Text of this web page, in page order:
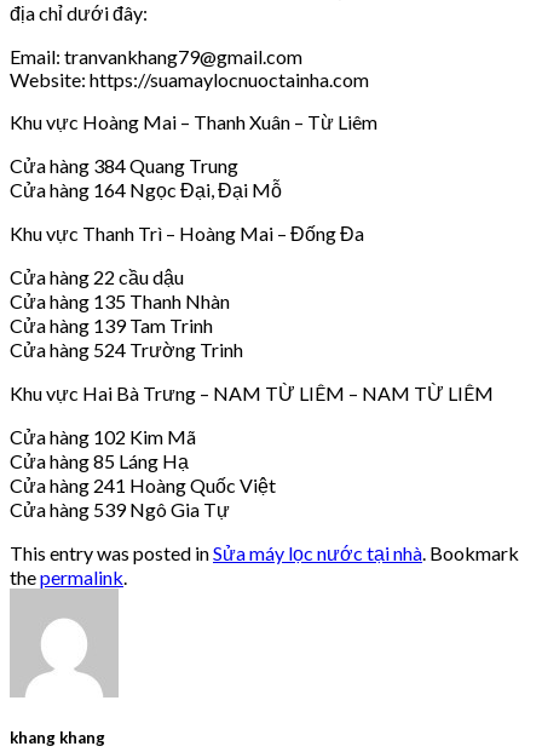
địa chỉ dưới đây:
Email: tranvankhang79@gmail.com
Website: https://suamaylocnuoctainha.com
Khu vực Hoàng Mai – Thanh Xuân – Từ Liêm
Cửa hàng 384 Quang Trung
Cửa hàng 164 Ngọc Đại, Đại Mỗ
Khu vực Thanh Trì – Hoàng Mai – Đống Đa
Cửa hàng 22 cầu dậu
Cửa hàng 135 Thanh Nhàn
Cửa hàng 139 Tam Trinh
Cửa hàng 524 Trường Trinh
Khu vực Hai Bà Trưng – NAM TỪ LIÊM – NAM TỪ LIÊM
Cửa hàng 102 Kim Mã
Cửa hàng 85 Láng Hạ
Cửa hàng 241 Hoàng Quốc Việt
Cửa hàng 539 Ngô Gia Tự
This entry was posted inSửa máy lọc nước tại nhà . Bookmark
thepermalink
khang khang